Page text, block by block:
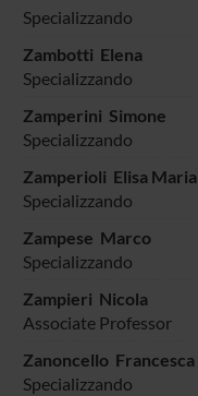
Specializzando
Zambotti Elena
Specializzando
Zamperini Simone
Specializzando
Zamperioli Elisa Maria
Specializzando
Zampese Marco
Specializzando
Zampieri Nicola
Associate Professor
Zanoncello Francesca
Specializzando